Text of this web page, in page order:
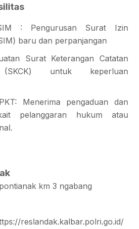
: Pengurusan Surat Izin
baru dan perpanjangan
Surat Keterangan Catatan
(SKCK) untuk keperluan
Menerima pengaduan dan
pelanggaran hukum atau
km 3 ngabang
reslandak.kalbar.polri.go.id/